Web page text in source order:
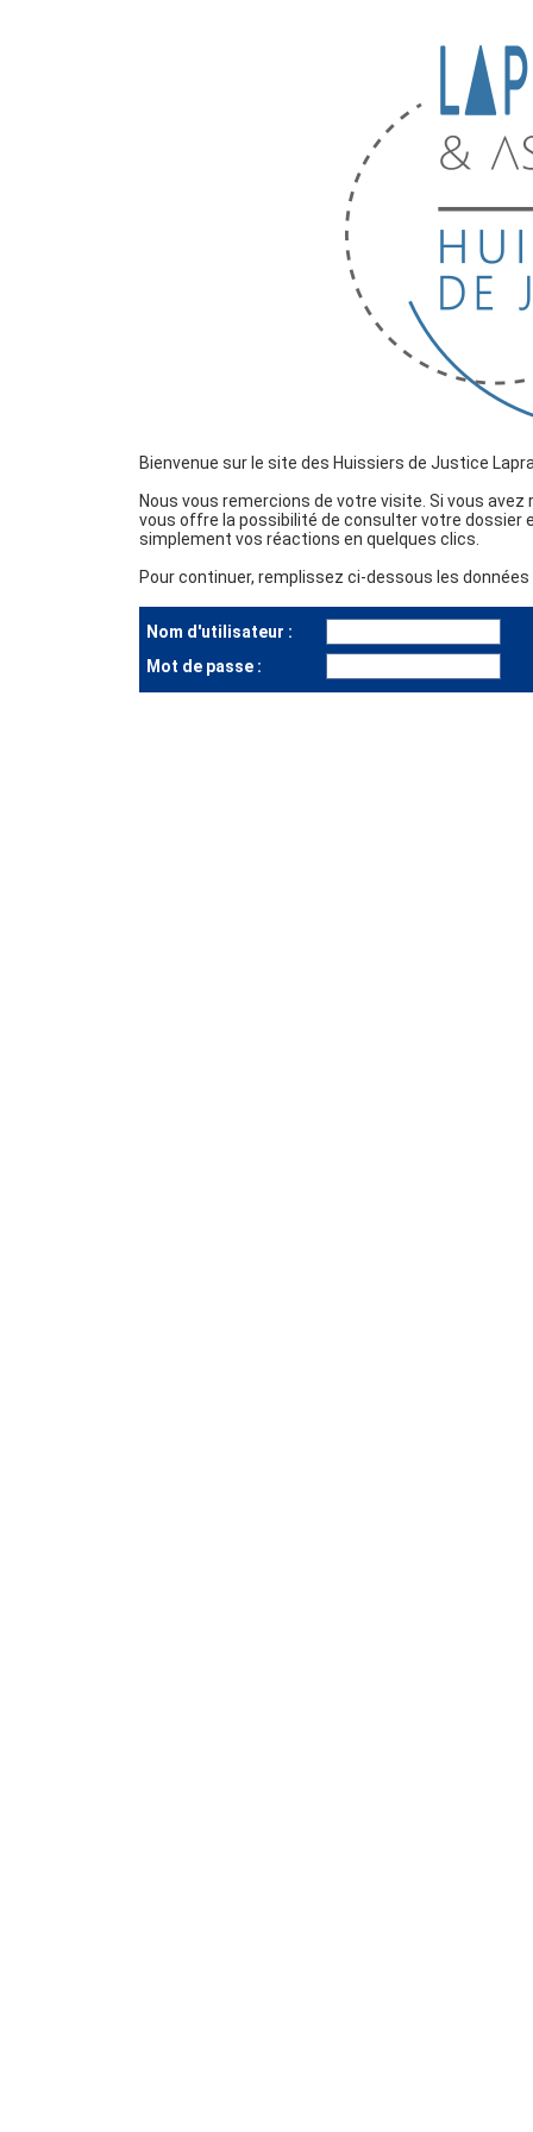
Bienvenue sur le site des Huissiers de Justice
Nous vous remercions de votre visite. Si vous
vous offre la possibilité de consulter votre dossier
simplement vos réactions en quelques clics.
Pour continuer, remplissez ci-dessous les
Nom d'utilisateur :
Mot de passe :